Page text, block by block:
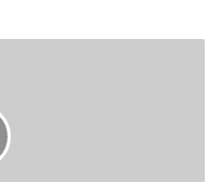
है कि मार्च में बैंकों की